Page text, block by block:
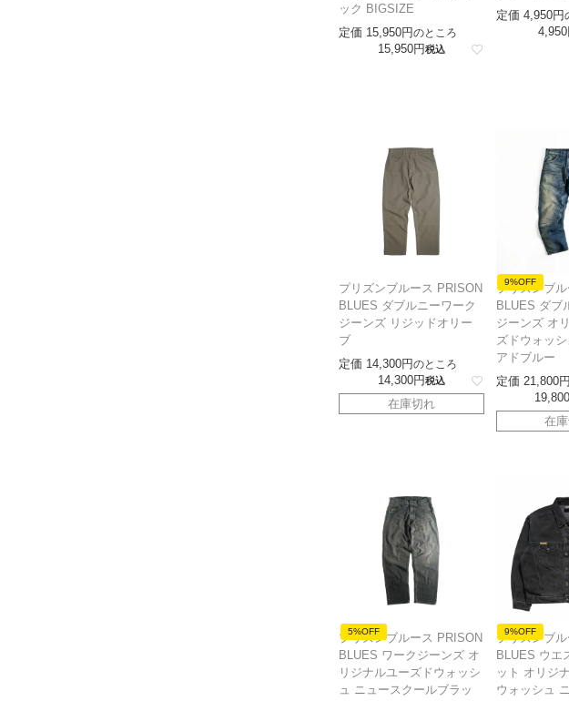
ック BIGSIZE
定価 15,950 のところ
15,950 税込
定価 4,950
4,950
プリズンブルース PRISON
BLUES ダブルニーワーク
ジーンズ リジッドオリー
ブ
定価 14,300 のところ
14,300 税込
在庫切れ
9%OFF
プリズンブ
BLUES ダブ
ジーンズ オ
ズドウォッ
アドブルー
定価 21,800
19,800
在
5%OFF
プリズンブルース PRISON
BLUES ワークジーンズ オ
リジナルユーズドウォッシ
ュ ニュースクールブラッ
9%OFF
プリズンブ
BLUES ウエ
ット オリジ
ウォッシュ